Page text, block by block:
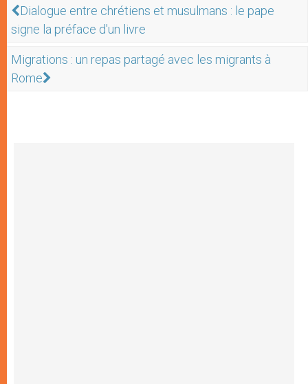
Dialogue entre chrétiens et musulmans : le pape
signe la préface d'un livre
Migrations : un repas partagé avec les migrants à
Rome